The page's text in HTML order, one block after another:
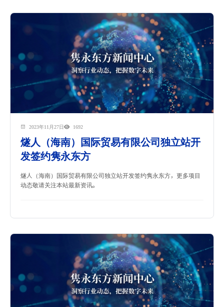
2023年11月27日 1692
燧人（海南）国际贸易有限公司独立站开
发签约隽永东方
燧人（海南）国际贸易有限公司独立站开发签约隽永东方，更多项目
动态敬请关注本站最新资讯。